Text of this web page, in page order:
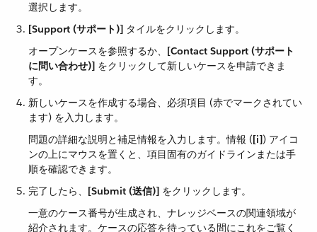
選択します。
[Support (サポート)] ​ タイルをクリックします。
オープンケースを参照するか、​ [Contact Support (サポート
に問い合わせ)] ​ をクリックして新しいケースを申請できま
す。
新しいケースを作成する場合、必須項目 (赤でマークされてい
ます) を入力します。
問題の詳細な説明と補足情報を入力します。情報 (​[i]​) アイコ
ンの上にマウスを置くと、項目固有のガイドラインまたは手
順を確認できます。
完了したら、​ [Submit (送信)] ​ をクリックします。
一意のケース番号が生成され、ナレッジベースの関連領域が
紹介されます。ケースの応答を待っている間にこれをご覧く